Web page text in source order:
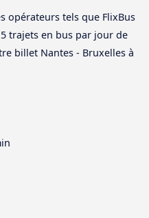
opérateurs tels que FlixBus
trajets en bus par jour de
billet Nantes - Bruxelles à